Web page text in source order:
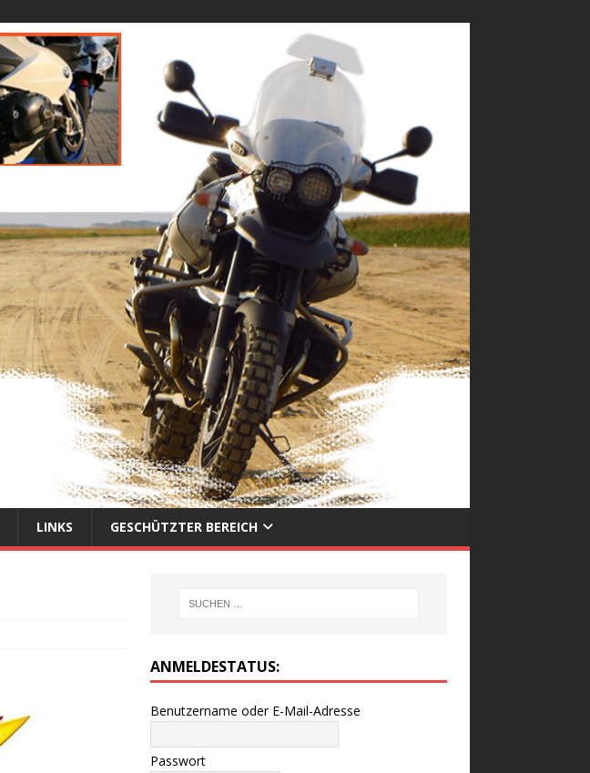
LINKS GESCHÜTZTER BEREICH
ANMELDESTATUS:
Benutzername oder E-Mail-Adresse
Passwort